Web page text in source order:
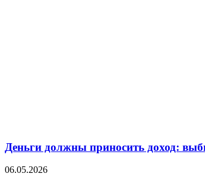
Деньги должны приносить доход:
06.05.2026